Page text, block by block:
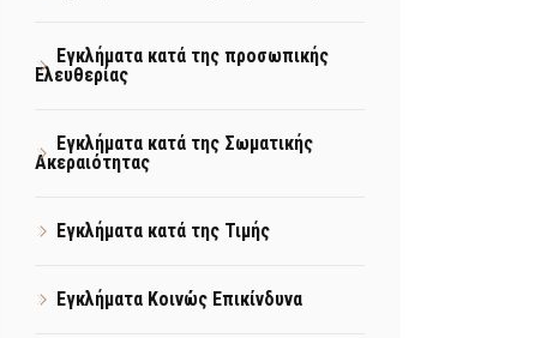
Εγκλήματα κατά της προσωπικής
Ελευθερίας
Εγκλήματα κατά της Σωματικής
Ακεραιότητας
Εγκλήματα κατά της Τιμής
Εγκλήματα Κοινώς Επικίνδυνα